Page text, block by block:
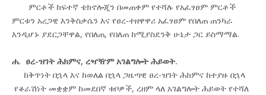
ምርቶች ከፍተኛ ቴክኖሎጂን በመጠቀም የተሻሉ የአፈፃፀም ምርቶች
ምርቱን አረጋዊ እንቅስቃሴን እና የፀረ-ተዘዋዋሪ አፈፃፀም የበለጠ ጠንካራ
እንዲሆኑ ያደርጋቸዋል, የበለጠ, የበለጠ ከሚያስደንቅ ሁኔታ ጋር ይስማማል.
ሐ. ፀረ-ዝገት ሕክምና, ረዣዥም አገልግሎት ሕይወት.
ከቅጥነት በኋላ እና ከወለል በኋላ ጋዜጣዊ ፀረ-ዝገት ሕክምና ከተያዙ በኋላ
የቆራሽነት መቋቋም ከመደበኛ ቱቦዎች, ረዘም ላለ አገልግሎት ሕይወት የተሻለ